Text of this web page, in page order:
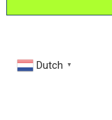
Dutch ▼